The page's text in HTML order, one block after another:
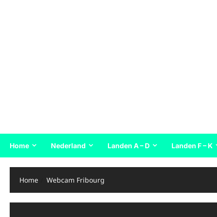
Home Nederland Landen A – D Landen F – K
Home Webcam Fribourg